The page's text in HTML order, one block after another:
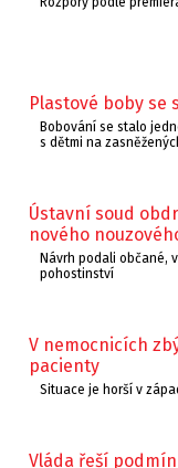
Plastové boby se
Bobování se stalo
s dětmi na
Ústavní soud
nového
Návrh podali občané,
pohostinství
V nemocnicích
pacienty
Situace je horší v
Vláda řeší